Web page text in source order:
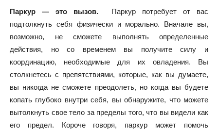
Паркур — это вызов.
Паркур потребует от вас
подтолкнуть себя физически и морально. Вначале вы,
возможно, не сможете выполнять определенные
действия, но со временем вы получите силу и
координацию, необходимые для их овладения. Вы
столкнетесь с препятствиями, которые, как вы думаете,
вы никогда не сможете преодолеть, но когда вы будете
копать глубоко внутри себя, вы обнаружите, что можете
вытолкнуть свое тело за пределы того, что вы видели как
его предел. Короче говоря, паркур может помочь